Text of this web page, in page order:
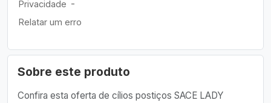
Sobre este produto
Confira esta oferta de cílios postiços SACE LADY